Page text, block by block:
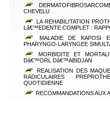
CHEVELU
LA REHABILITATION
Lâ€™EDENTE COMPLET :
MALADIE DE KAPOSI
PHARYNGO-LARYNGEE
MORBIDITE ET
Dâ€™ORL Dâ€™ABIDJAN
REALISATION DES
RADICULAIRES
QUOTIDIENNE
RECOMMANDATIONS AUX